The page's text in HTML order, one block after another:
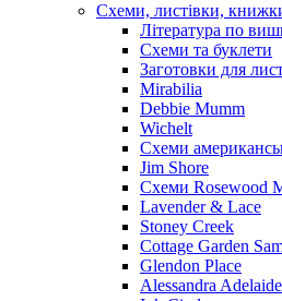
Схеми, листівки,
Література по
Схеми та буклети
Заготовки для
Mirabilia
Debbie Mumm
Wichelt
Схеми
Jim Shore
Cхеми Rosewood
Lavender & Lace
Stoney Creek
Cottage Garden
Glendon Place
Alessandra